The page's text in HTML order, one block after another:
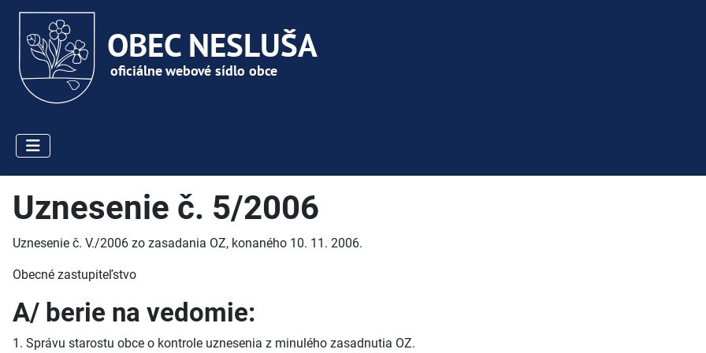
Uznesenie č. 5/2006
Uznesenie č. V./2006 zo zasadania OZ, konaného 10. 11. 2006.
Obecné zastupiteľstvo
A/ berie na vedomie:
1. Správu starostu obce o kontrole uznesenia z minulého zasadnutia OZ.